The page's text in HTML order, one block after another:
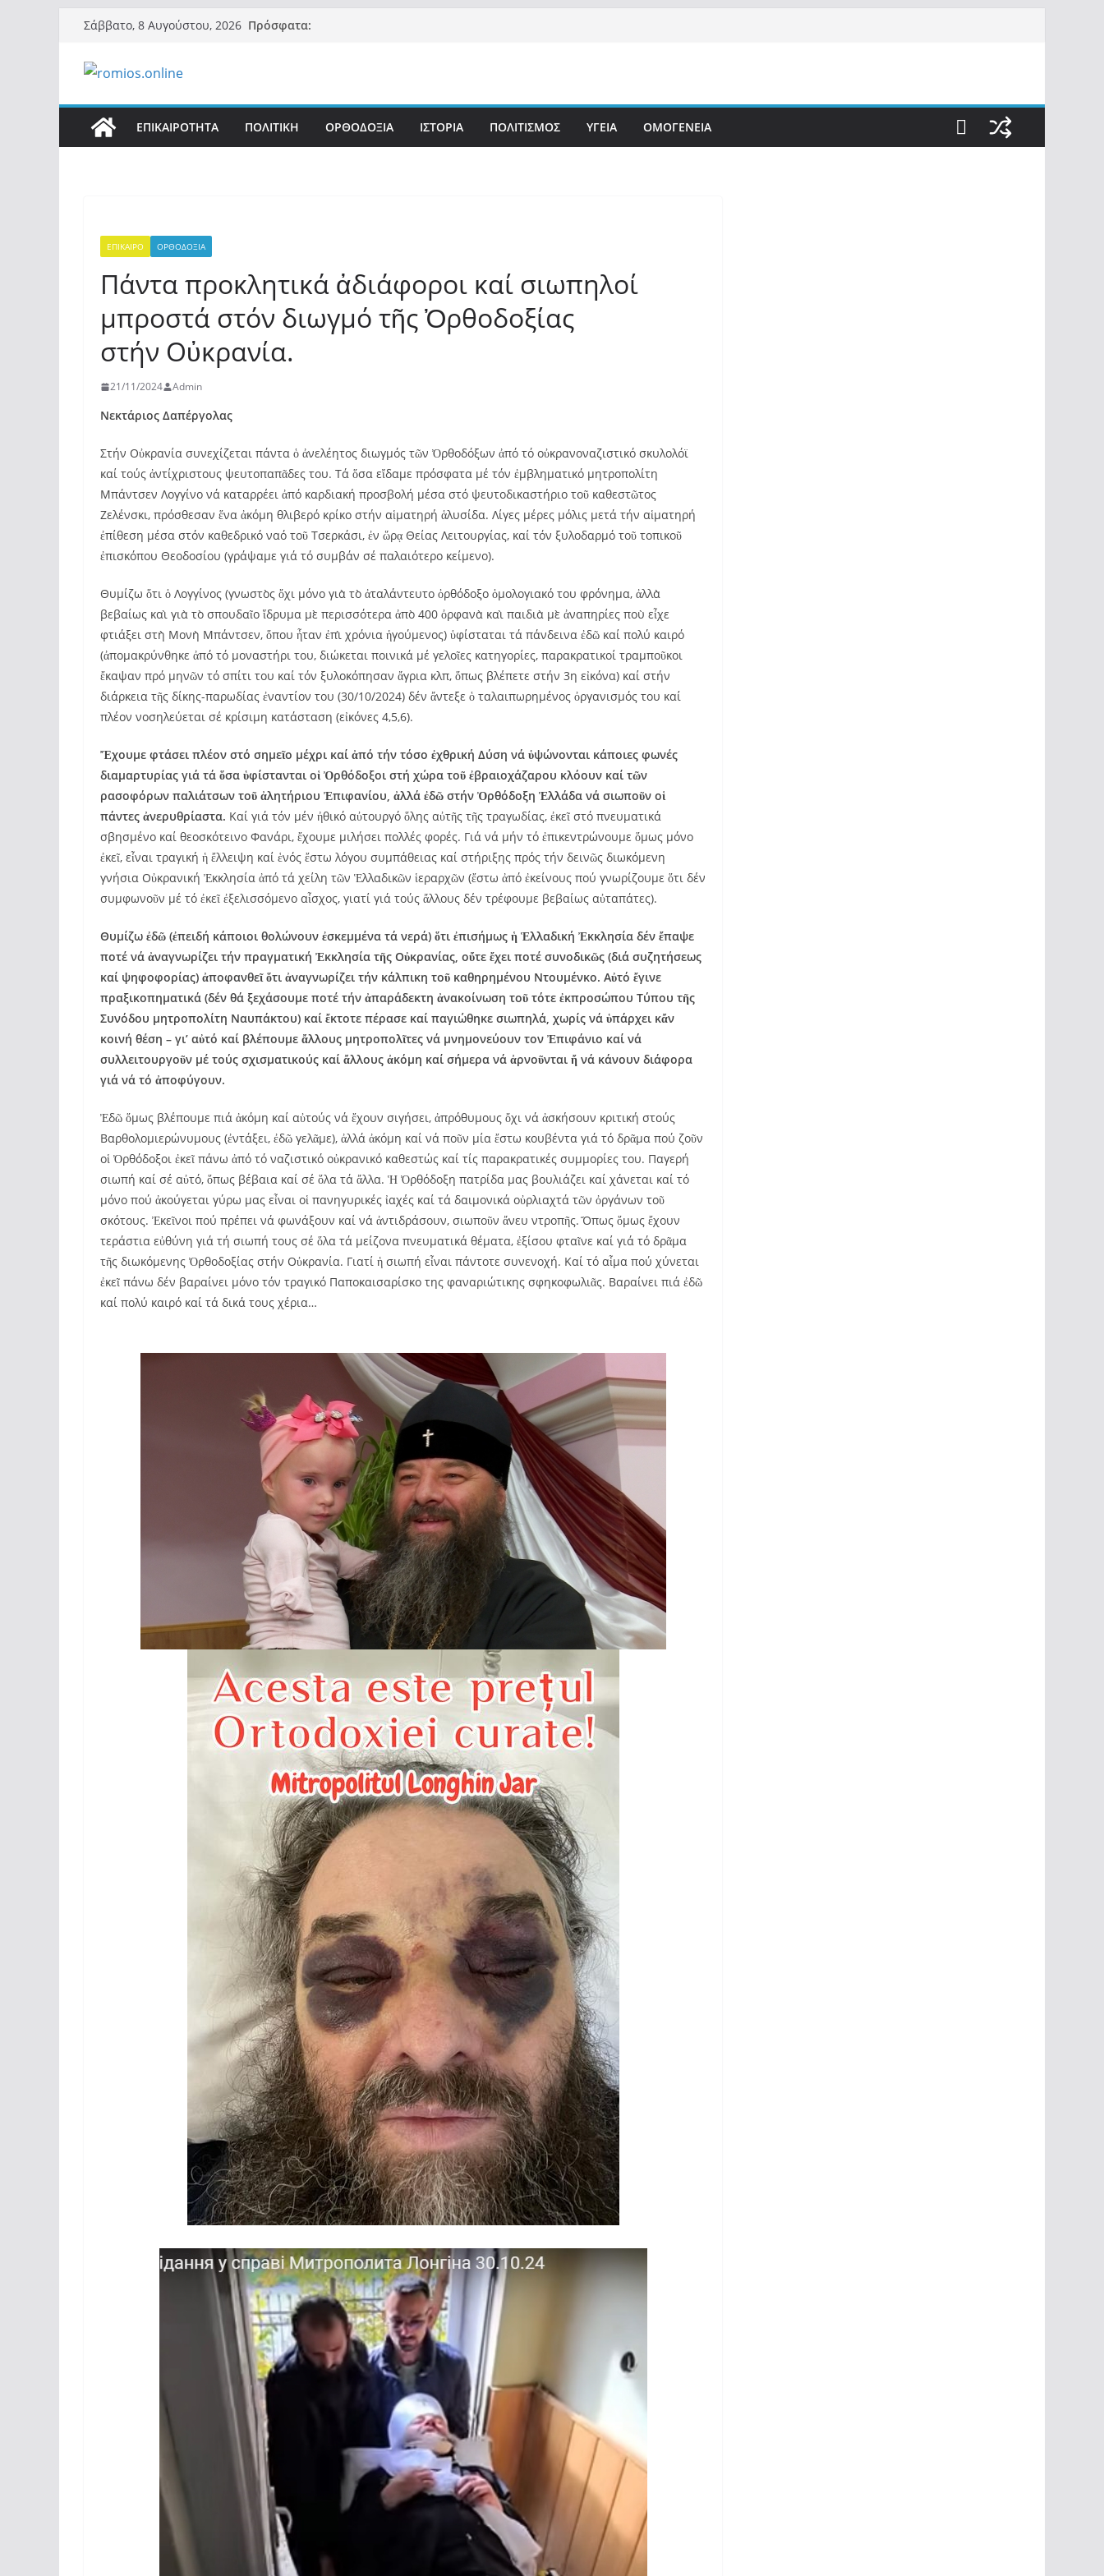
Μετάβαση
περιεχόμενο
Σάββατο, 8 Αυγούστου, 2026 Πρόσφατα:
ΕΠΙΚΑΙΡΟΤΗΤΑ ΠΟΛΙΤΙΚΗ ΟΡΘΟΔΟΞΙΑ ΙΣΤΟΡΙΑ ΠΟΛΙΤΙΣΜΟΣ ΥΓΕΙΑ ΟΜΟΓΕΝΕΙΑ
ΕΠΙΚΑΙΡΟ ΟΡΘΟΔΟΞΙΑ
Πάντα προκλητικά ἀδιάφοροι καί σιωπηλοί
μπροστά στόν διωγμό τῆς Ὀρθοδοξίας
στήν Οὐκρανία.
21/11/2024 Admin
Νεκτάριος Δαπέργολας
Στήν Οὐκρανία συνεχίζεται πάντα ὁ ἀνελέητος διωγμός τῶν Ὀρθοδόξων ἀπό τό οὐκρανοναζιστικό σκυλολόϊ
καί τούς ἀντίχριστους ψευτοπαπᾶδες του. Τά ὅσα εἴδαμε πρόσφατα μέ τόν ἐμβληματικό μητροπολίτη
Μπάντσεν Λογγίνο νά καταρρέει ἀπό καρδιακή προσβολή μέσα στό ψευτοδικαστήριο τοῦ καθεστῶτος
Ζελένσκι, πρόσθεσαν ἕνα ἀκόμη θλιβερό κρίκο στήν αἱματηρή ἁλυσίδα. Λίγες μέρες μόλις μετά τήν αἱματηρή
ἐπίθεση μέσα στόν καθεδρικό ναό τοῦ Τσερκάσι, ἐν ὥρᾳ Θείας Λειτουργίας, καί τόν ξυλοδαρμό τοῦ τοπικοῦ
ἐπισκόπου Θεοδοσίου (γράψαμε γιά τό συμβάν σέ παλαιότερο κείμενο).
Θυμίζω ὅτι ὁ Λογγίνος (γνωστὸς ὄχι μόνο γιὰ τὸ ἀταλάντευτο ὀρθόδοξο ὁμολογιακό του φρόνημα, ἀλλὰ
βεβαίως καὶ γιὰ τὸ σπουδαῖο ἵδρυμα μὲ περισσότερα ἀπὸ 400 ὀρφανὰ καὶ παιδιὰ μὲ ἀναπηρίες ποὺ εἶχε
φτιάξει στὴ Μονὴ Μπάντσεν, ὅπου ἦταν ἐπὶ χρόνια ἡγούμενος) ὑφίσταται τά πάνδεινα ἐδῶ καί πολύ καιρό
(ἀπομακρύνθηκε ἀπό τό μοναστήρι του, διώκεται ποινικά μέ γελοῖες κατηγορίες, παρακρατικοί τραμποῦκοι
ἔκαψαν πρό μηνῶν τό σπίτι του καί τόν ξυλοκόπησαν ἄγρια κλπ, ὅπως βλέπετε στήν 3η εἰκόνα) καί στήν
διάρκεια τῆς δίκης-παρωδίας ἐναντίον του (30/10/2024) δέν ἄντεξε ὁ ταλαιπωρημένος ὀργανισμός του καί
πλέον νοσηλεύεται σέ κρίσιμη κατάσταση (εἰκόνες 4,5,6).
Ἔχουμε φτάσει πλέον στό σημεῖο μέχρι καί ἀπό τήν τόσο ἐχθρική Δύση νά ὑψώνονται κάποιες φωνές
διαμαρτυρίας γιά τά ὅσα ὑφίστανται οἱ Ὀρθόδοξοι στή χώρα τοῦ ἐβραιοχάζαρου κλόουν καί τῶν
ρασοφόρων παλιάτσων τοῦ ἀλητήριου Ἐπιφανίου, ἀλλά ἐδῶ στήν Ὀρθόδοξη Ἑλλάδα νά σιωποῦν οἱ
πάντες ἀνερυθρίαστα. Καί γιά τόν μέν ἠθικό αὐτουργό ὅλης αὐτῆς τῆς τραγωδίας, ἐκεῖ στό πνευματικά
σβησμένο καί θεοσκότεινο Φανάρι, ἔχουμε μιλήσει πολλές φορές. Γιά νά μήν τό ἐπικεντρώνουμε ὅμως μόνο
ἐκεῖ, εἶναι τραγική ἡ ἔλλειψη καί ἑνός ἔστω λόγου συμπάθειας καί στήριξης πρός τήν δεινῶς διωκόμενη
γνήσια Οὐκρανική Ἐκκλησία ἀπό τά χείλη τῶν Ἑλλαδικῶν ἱεραρχῶν (ἔστω ἀπό ἐκείνους πού γνωρίζουμε ὅτι δέν
συμφωνοῦν μέ τό ἐκεῖ ἐξελισσόμενο αἶσχος, γιατί γιά τούς ἄλλους δέν τρέφουμε βεβαίως αὐταπάτες).
Θυμίζω ἐδῶ (ἐπειδή κάποιοι θολώνουν ἐσκεμμένα τά νερά) ὅτι ἐπισήμως ἡ Ἑλλαδική Ἐκκλησία δέν ἔπαψε
ποτέ νά ἀναγνωρίζει τήν πραγματική Ἐκκλησία τῆς Οὐκρανίας, οὔτε ἔχει ποτέ συνοδικῶς (διά συζητήσεως
καί ψηφοφορίας) ἀποφανθεῖ ὅτι ἀναγνωρίζει τήν κάλπικη τοῦ καθηρημένου Ντουμένκο. Αὐτό ἔγινε
πραξικοπηματικά (δέν θά ξεχάσουμε ποτέ τήν ἀπαράδεκτη ἀνακοίνωση τοῦ τότε ἐκπροσώπου Τύπου τῆς
Συνόδου μητροπολίτη Ναυπάκτου) καί ἔκτοτε πέρασε καί παγιώθηκε σιωπηλά, χωρίς νά ὑπάρχει κἄν
κοινή θέση – γι’ αὐτό καί βλέπουμε ἄλλους μητροπολῖτες νά μνημονεύουν τον Ἐπιφάνιο καί νά
συλλειτουργοῦν μέ τούς σχισματικούς καί ἄλλους ἀκόμη καί σήμερα νά ἀρνοῦνται ἤ νά κάνουν διάφορα
γιά νά τό ἀποφύγουν.
Ἐδῶ ὅμως βλέπουμε πιά ἀκόμη καί αὐτούς νά ἔχουν σιγήσει, ἀπρόθυμους ὄχι νά ἀσκήσουν κριτική στούς
Βαρθολομιερώνυμους (ἐντάξει, ἐδῶ γελᾶμε), ἀλλά ἀκόμη καί νά ποῦν μία ἔστω κουβέντα γιά τό δρᾶμα πού ζοῦν
οἱ Ὀρθόδοξοι ἐκεῖ πάνω ἀπό τό ναζιστικό οὐκρανικό καθεστώς καί τίς παρακρατικές συμμορίες του. Παγερή
σιωπή καί σέ αὐτό, ὅπως βέβαια καί σέ ὅλα τά ἄλλα. Ἡ Ὀρθόδοξη πατρίδα μας βουλιάζει καί χάνεται καί τό
μόνο πού ἀκούγεται γύρω μας εἶναι οἱ πανηγυρικές ἰαχές καί τά δαιμονικά οὐρλιαχτά τῶν ὀργάνων τοῦ
σκότους. Ἐκεῖνοι πού πρέπει νά φωνάξουν καί νά ἀντιδράσουν, σιωποῦν ἄνευ ντροπῆς. Ὅπως ὅμως ἔχουν
τεράστια εὐθύνη γιά τή σιωπή τους σέ ὅλα τά μείζονα πνευματικά θέματα, ἐξίσου φταῖνε καί γιά τό δρᾶμα
τῆς διωκόμενης Ὀρθοδοξίας στήν Οὐκρανία. Γιατί ἡ σιωπή εἶναι πάντοτε συνενοχή. Καί τό αἷμα πού χύνεται
ἐκεῖ πάνω δέν βαραίνει μόνο τόν τραγικό Παποκαισαρίσκο της φαναριώτικης σφηκοφωλιᾶς. Βαραίνει πιά ἐδῶ
καί πολύ καιρό καί τά δικά τους χέρια…